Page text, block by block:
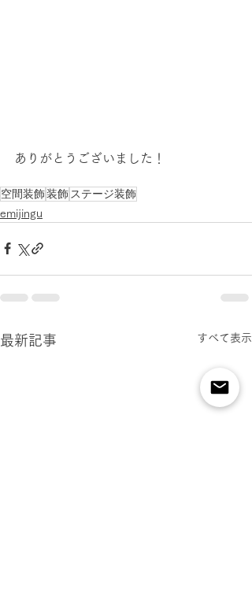
ありがとうございました！
空間装飾装飾ステージ装飾
emijingu
最新記事 すべて表示